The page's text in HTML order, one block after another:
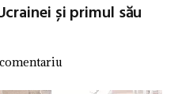
și primul său